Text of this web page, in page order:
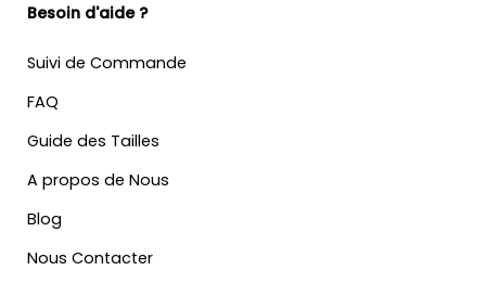
Besoin d'aide ?
Suivi de Commande
FAQ
Guide des Tailles
A propos de Nous
Blog
Nous Contacter